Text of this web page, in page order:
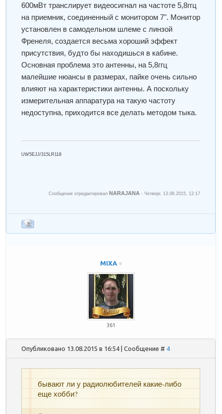
600мВт транслирует видеосигнал на частоте 5,8ггц
на приемник, соединенный с монитором 7". Монитор
установлен в самодельном шлеме с линзой
Френеля, создается весьма хороший эффект
присутствия, будто бы находишься в кабине.
Основная проблема это антенны, на 5,8ггц
малейшие нюансы в размерах, пайке очень сильно
влияют на характеристики антенны. А поскольку
измерительная аппаратура на такую частоту
недоступна, приходится все делать методом тыка.
UW5EJJ/315LR118
Сообщение отредактировал NARAJANA -Четверг, 13.08.2015, 12:17
MIXA
361
Опубликовано 13.08.2015 в 16:54 | Сообщение # 4
бывают ли у радиолюбителей какие-либо
еще хобби?